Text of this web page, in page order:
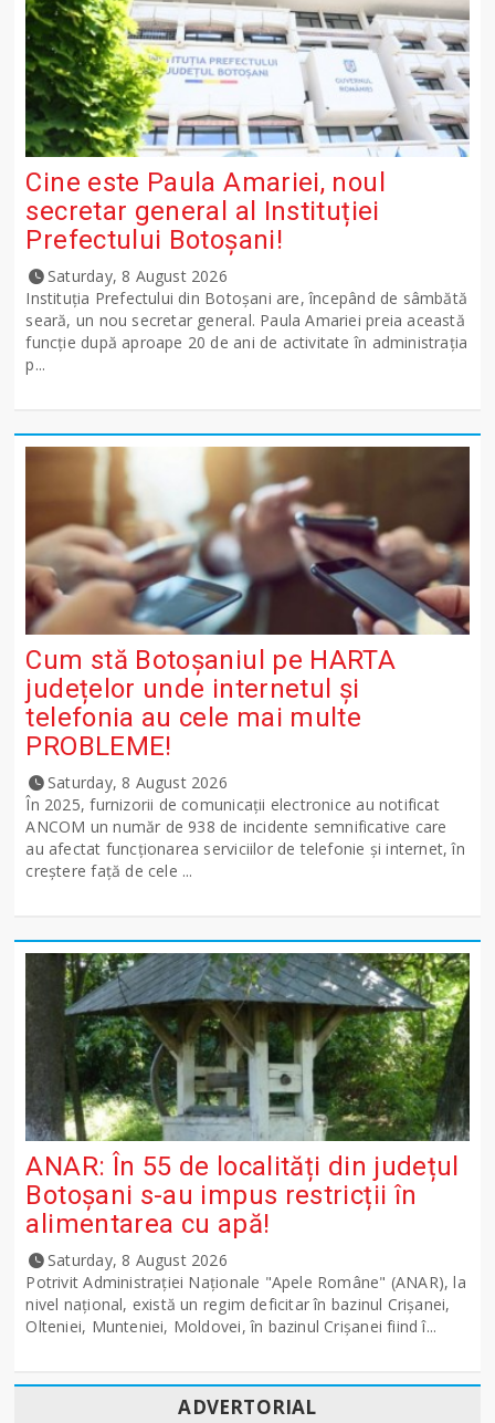
Cine este Paula Amariei, noul
secretar general al Instituției
Prefectului Botoșani!
Saturday, 8 August 2026
Instituția Prefectului din Botoșani are, începând de sâmbătă
seară, un nou secretar general. Paula Amariei preia această
funcție după aproape 20 de ani de activitate în administrația
p...
Cum stă Botoșaniul pe HARTA
județelor unde internetul și
telefonia au cele mai multe
PROBLEME!
Saturday, 8 August 2026
În 2025, furnizorii de comunicații electronice au notificat
ANCOM un număr de 938 de incidente semnificative care
au afectat funcționarea serviciilor de telefonie și internet, în
creștere față de cele ...
ANAR: În 55 de localități din județul
Botoșani s-au impus restricții în
alimentarea cu apă!
Saturday, 8 August 2026
Potrivit Administraţiei Naţionale "Apele Române" (ANAR), la
nivel naţional, există un regim deficitar în bazinul Crişanei,
Olteniei, Munteniei, Moldovei, în bazinul Crişanei fiind î...
ADVERTORIAL